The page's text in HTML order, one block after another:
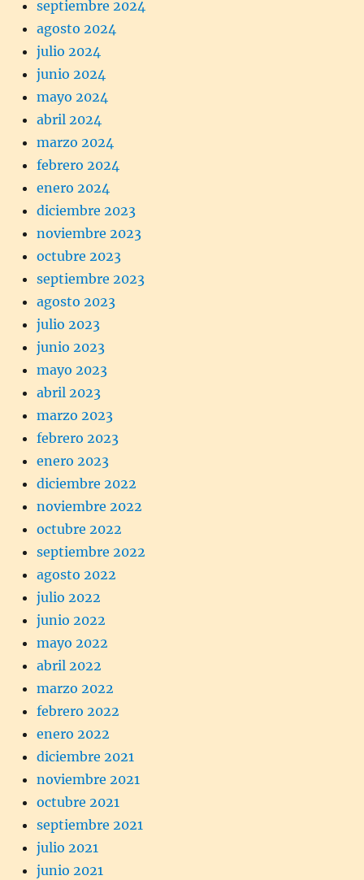
septiembre 2024
agosto 2024
julio 2024
junio 2024
mayo 2024
abril 2024
marzo 2024
febrero 2024
enero 2024
diciembre 2023
noviembre 2023
octubre 2023
septiembre 2023
agosto 2023
julio 2023
junio 2023
mayo 2023
abril 2023
marzo 2023
febrero 2023
enero 2023
diciembre 2022
noviembre 2022
octubre 2022
septiembre 2022
agosto 2022
julio 2022
junio 2022
mayo 2022
abril 2022
marzo 2022
febrero 2022
enero 2022
diciembre 2021
noviembre 2021
octubre 2021
septiembre 2021
julio 2021
junio 2021